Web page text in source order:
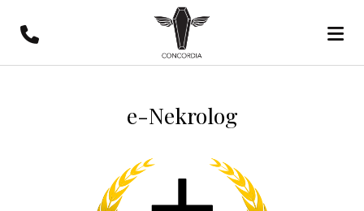
e-Nekrolog